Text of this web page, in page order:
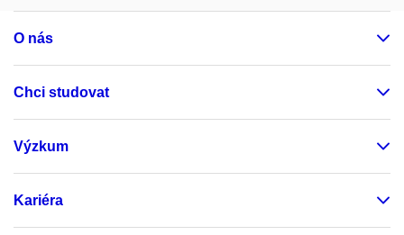
O nás
Chci studovat
Výzkum
Kariéra